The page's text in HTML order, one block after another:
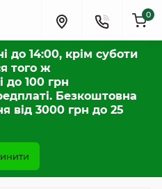
до 14:00, крім суботи
того ж
до 100 грн
Безкоштовна
від 3000 грн до 25
0